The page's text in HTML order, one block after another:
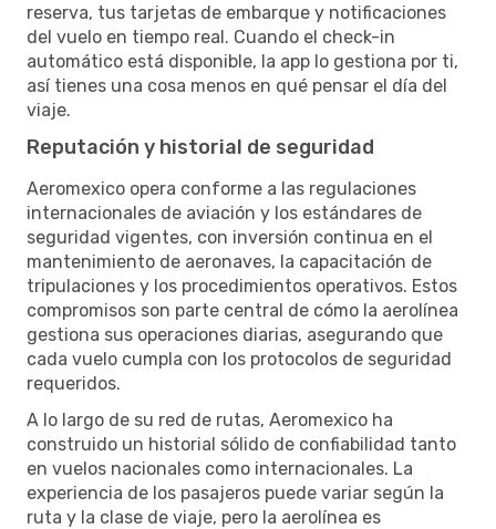
reserva, tus tarjetas de embarque y notificaciones
del vuelo en tiempo real. Cuando el check-in
automático está disponible, la app lo gestiona por ti,
así tienes una cosa menos en qué pensar el día del
viaje.
Reputación y historial de seguridad
Aeromexico opera conforme a las regulaciones
internacionales de aviación y los estándares de
seguridad vigentes, con inversión continua en el
mantenimiento de aeronaves, la capacitación de
tripulaciones y los procedimientos operativos. Estos
compromisos son parte central de cómo la aerolínea
gestiona sus operaciones diarias, asegurando que
cada vuelo cumpla con los protocolos de seguridad
requeridos.
A lo largo de su red de rutas, Aeromexico ha
construido un historial sólido de confiabilidad tanto
en vuelos nacionales como internacionales. La
experiencia de los pasajeros puede variar según la
ruta y la clase de viaje, pero la aerolínea es